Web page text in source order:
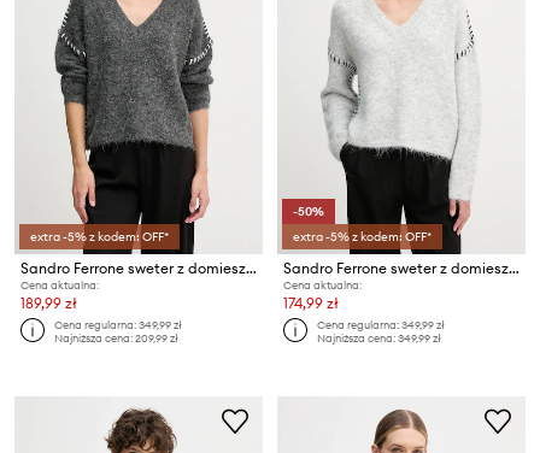
extra -5% z kodem: OFF*
Sandro Ferrone sweter z domieszką wełny
Cena aktualna:
189,99 zł
Cena regularna:349,99 zł
Najniższa cena:209,99 zł
-50%
extra -5% z kodem: OFF*
Sandro Ferrone sweter z domieszką wełny
Cena aktualna:
174,99 zł
Cena regularna:349,99 zł
Najniższa cena:349,99 zł